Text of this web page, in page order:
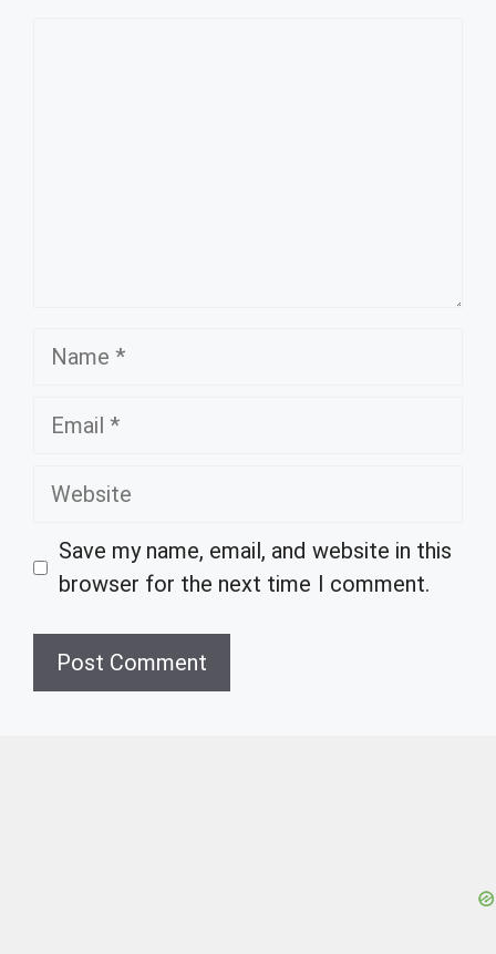
Name
Email
Website
Save my name, email, and website in this
browser for the next time I comment.